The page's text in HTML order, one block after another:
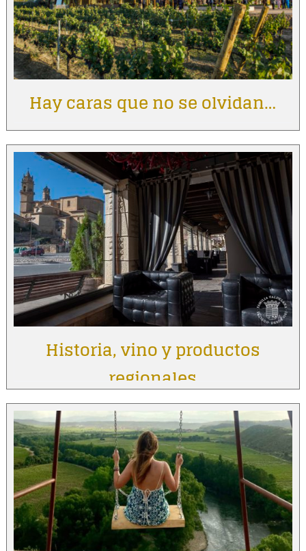
Hay caras que no se olvidan…
Historia, vino y productos
regionales